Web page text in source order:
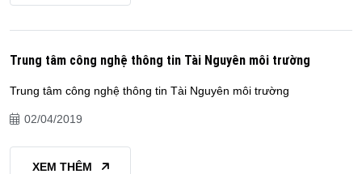
Trung tâm công nghệ thông tin Tài Nguyên môi trường
Trung tâm công nghệ thông tin Tài Nguyên môi trường
02/04/2019
XEM THÊM